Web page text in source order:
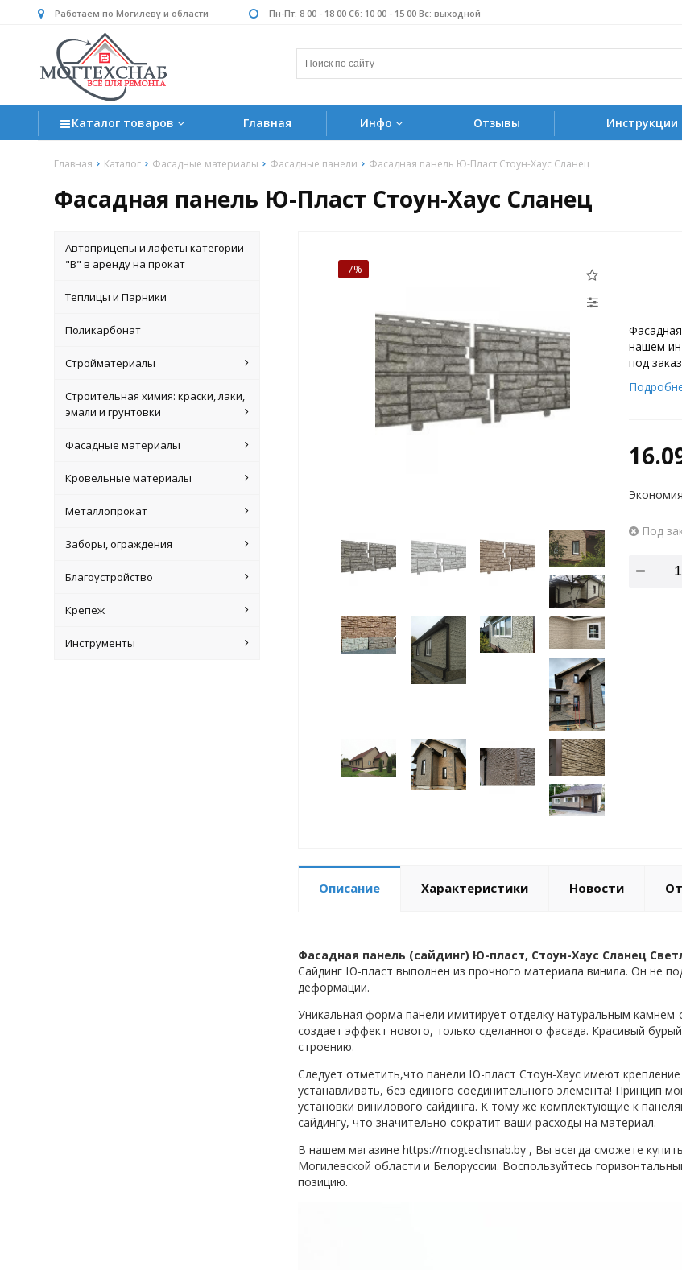
Работаем по Могилеву и области Пн-Пт: 8 00 - 18 00 Сб: 10 00 - 15 00 Вс: выходной
Каталог товаров Главная Инфо Отзывы Инструкции
Главная Каталог Фасадные материалы Фасадные панели Фасадная панель Ю-Пласт Стоун-Хаус Сланец
Фасадная панель Ю-Пласт Стоун-Хаус Сланец
Автоприцепы и лафеты категории
"B" в аренду на прокат
Теплицы и Парники
Поликарбонат
Стройматериалы
Строительная химия: краски, лаки,
эмали и грунтовки
Фасадные материалы
Кровельные материалы
Металлопрокат
Заборы, ограждения
Благоустройство
Крепеж
Инструменты
-7%
нашем
под
Экономия
Под
Описание Характеристики Новости
Фасадная панель (сайдинг) Ю-пласт, Стоун-Хаус Сланец
Сайдинг Ю-пласт выполнен из прочного материала винила. Он не
деформации.
Уникальная форма панели имитирует отделку натуральным
создает эффект нового, только сделанного фасада. Красивый
строению.
Следует отметить,что панели Ю-пласт Стоун-Хаус имеют
устанавливать, без единого соединительного элемента! Принцип
установки винилового сайдинга. К тому же комплектующие к
сайдингу, что значительно сократит ваши расходы на материал.
В нашем магазине https://mogtechsnab.by, Вы всегда сможете купить
Могилевской области и Белоруссии. Воспользуйтесь
позицию.